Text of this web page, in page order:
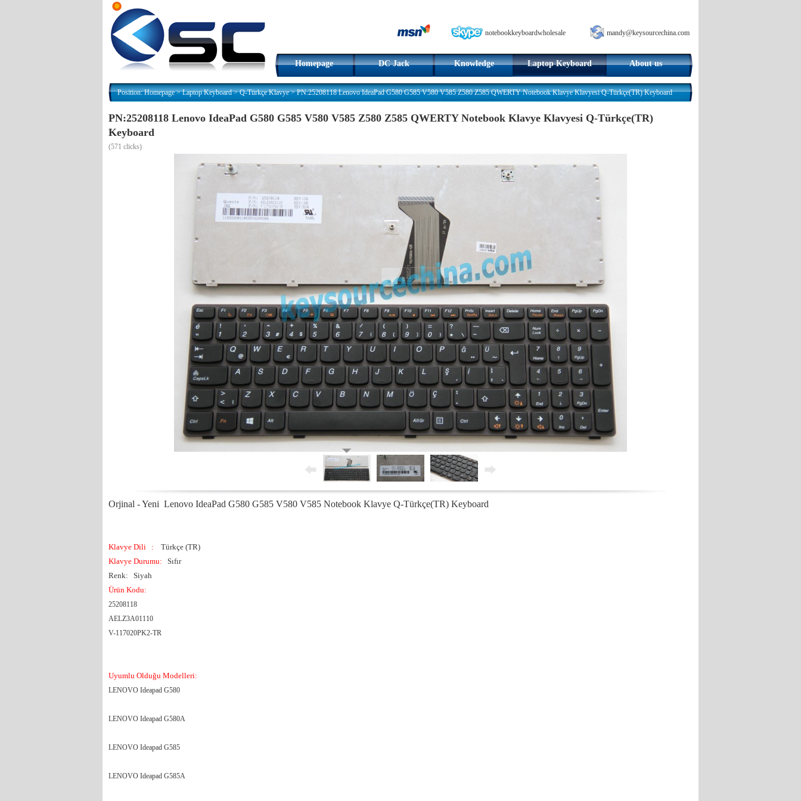
notebookkeyboardwholesale mandy@keysourcechina.com
Homepage DC Jack Knowledge Laptop Keyboard About us
Position:Homepage>Laptop Keyboard>Q-Türkçe Klavye>PN:25208118 Lenovo IdeaPad G580 G585 V580 V585 Z580 Z585 QWERTY Notebook Klavye Klavyesi Q-Türkçe(TR) Keyboard
PN:25208118 Lenovo IdeaPad G580 G585 V580 V585 Z580 Z585 QWERTY Notebook Klavye Klavyesi Q-Türkçe(TR)
Keyboard
(571 clicks)
Orjinal - Yeni Lenovo IdeaPad G580 G585 V580 V585 Notebook Klavye Q-Türkçe(TR) Keyboard
Klavye Dili :
Türkçe (TR)
Klavye Durumu:
Sıfır
Renk: Siyah
Ürün Kodu:
25208118
AELZ3A01110
V-117020PK2-TR
Uyumlu Olduğu Modelleri:
LENOVO Ideapad G580
LENOVO Ideapad G580A
LENOVO Ideapad G585
LENOVO Ideapad G585A